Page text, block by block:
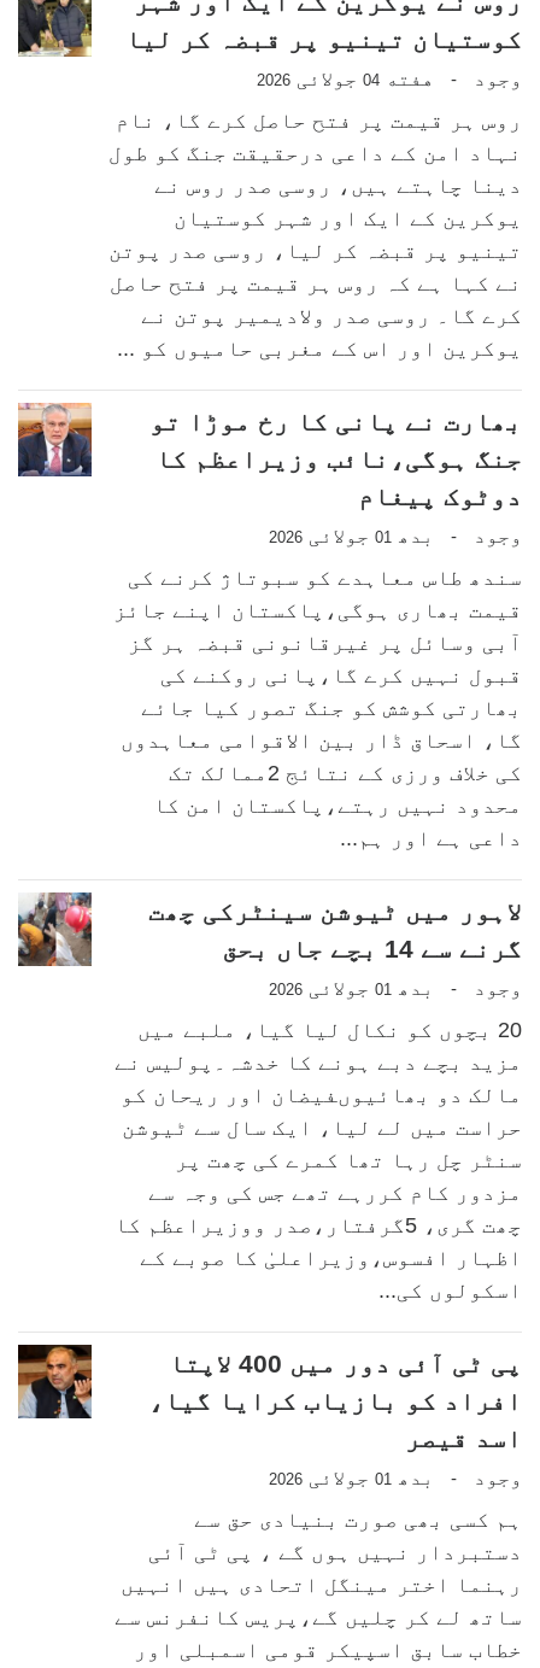
کوستیان تینیو پر قبضہ کر لیا
وجود - هفته 04 جولائی 2026
روس ہر قیمت پر فتح حاصل کرے گا، نام
نہاد امن کے داعی درحقیقت جنگ کو طول
دینا چاہتے ہیں، روسی صدر روس نے
یوکرین کے ایک اور شہر کوستیان
تینیو پر قبضہ کر لیا، روسی صدر پوتن
نے کہا ہے کہ روس ہر قیمت پر فتح حاصل
کرے گا۔ روسی صدر ولادیمیر پوتن نے
یوکرین اور اس کے مغربی حامیوں کو ...
بھارت نے پانی کا رخ موڑا تو
جنگ ہوگی،نائب وزیراعظم کا
دوٹوک پیغام
وجود - بدھ 01 جولائی 2026
سندھ طاس معاہدے کو سبوتاژ کرنے کی
قیمت بھاری ہوگی،پاکستان اپنے جائز
آبی وسائل پر غیرقانونی قبضہ ہر گز
قبول نہیں کرے گا،پانی روکنے کی
بھارتی کوشش کو جنگ تصور کیا جائے
گا، اسحاق ڈار بین الاقوامی معاہدوں
کی خلاف ورزی کے نتائج 2ممالک تک
محدود نہیں رہتے،پاکستان امن کا
داعی ہے اور ہم...
لاہور میں ٹیوشن سینٹرکی چھت
گرنے سے 14 بچے جاں بحق
وجود - بدھ 01 جولائی 2026
20 بچوں کو نکال لیا گیا، ملبے میں
مزید بچے دبے ہونے کا خدشہ۔پولیس نے
مالک دو بھائیوںفیضان اور ریحان کو
حراست میں لے لیا، ایک سال سے ٹیوشن
سنٹر چل رہا تھا کمرے کی چھت پر
مزدور کام کررہے تھے جس کی وجہ سے
چھت گری، 5گرفتار،صدر ووزیراعظم کا
اظہار افسوس،وزیراعلیٰ کا صوبے کے
اسکولوں کی...
پی ٹی آئی دور میں 400 لاپتا
افراد کو بازیاب کرایا گیا،
اسد قیصر
وجود - بدھ 01 جولائی 2026
ہم کسی بھی صورت بنیادی حق سے
دستبردار نہیں ہوں گے ، پی ٹی آئی
رہنما اختر مینگل اتحادی ہیں انہیں
ساتھ لے کر چلیں گے،پریس کانفرنس سے
خطاب سابق اسپیکر قومی اسمبلی اور